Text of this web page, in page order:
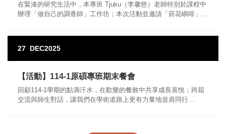
在緊湊的研究生活中，本專班 Tjuku（李馨慈）老師特別於課程中
辦理「做自己的調香師」工作坊；本次活動並邀請「菸花嶼啡」
27 DEC2025
【活動】114-1原碩專班期末餐會
回顧114-1學期的點滴汗水，在歡樂的餐敘中共享成長喜悅；跨屆
交流與師生對話，讓我們在學術道路上更有力量地並肩同行...